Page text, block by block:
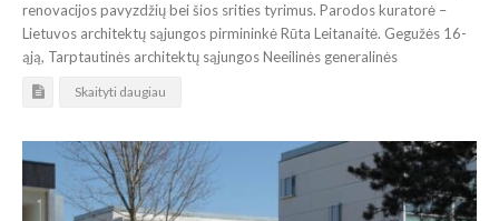
renovacijos pavyzdžių bei šios srities tyrimus. Parodos kuratorė –
Lietuvos architektų sąjungos pirmininkė Rūta Leitanaitė. Gegužės 16-
ąją, Tarptautinės architektų sąjungos Neeilinės generalinės
Skaityti daugiau